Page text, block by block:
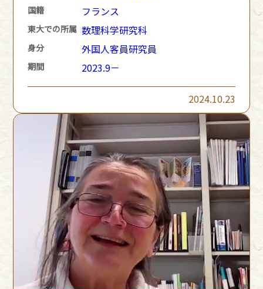
国籍 フランス
東大での所属 数理科学研究科
身分 外国人客員研究員
期間 2023.9－
2024.10.23